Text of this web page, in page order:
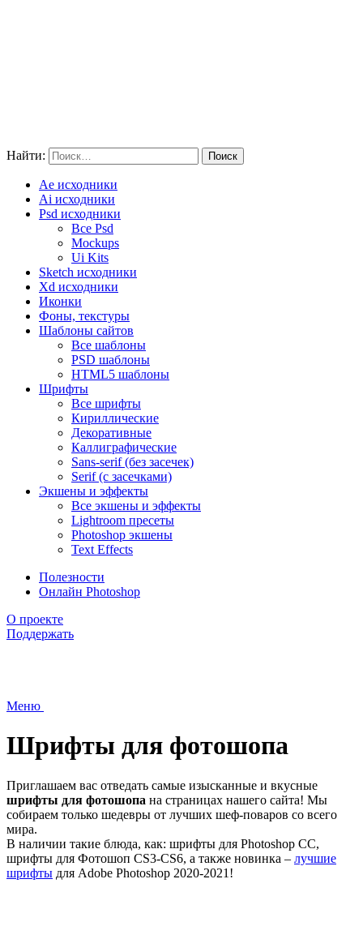
Найти:
Ae исходники
Ai исходники
Psd исходники
Все Psd
Mockups
Ui Kits
Sketch исходники
Xd исходники
Иконки
Фоны, текстуры
Шаблоны сайтов
Все шаблоны
PSD шаблоны
HTML5 шаблоны
Шрифты
Все шрифты
Кириллические
Декоративные
Каллиграфические
Sans-serif (без засечек)
Serif (с засечками)
Экшены и эффекты
Все экшены и эффекты
Lightroom пресеты
Photoshop экшены
Text Effects
Полезности
Онлайн Photoshop
О проекте
Поддержать
Меню
Шрифты для фотошопа
Приглашаем вас отведать самые изысканные и вкусные
шрифты для фотошопа на страницах нашего сайта! Мы
собираем только шедевры от лучших шеф-поваров со всего
мира.
В наличии такие блюда, как: шрифты для Photoshop CC,
шрифты для Фотошоп CS3-CS6, а также новинка – лучшие
шрифты для Adobe Photoshop 2020-2021!